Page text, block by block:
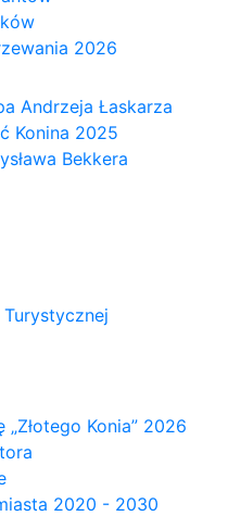
2026
Andrzeja Łaskarza
Konina 2025
Bekkera
Konia” 2026
2020 - 2030